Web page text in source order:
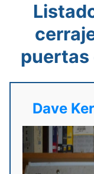
puertas
Dave